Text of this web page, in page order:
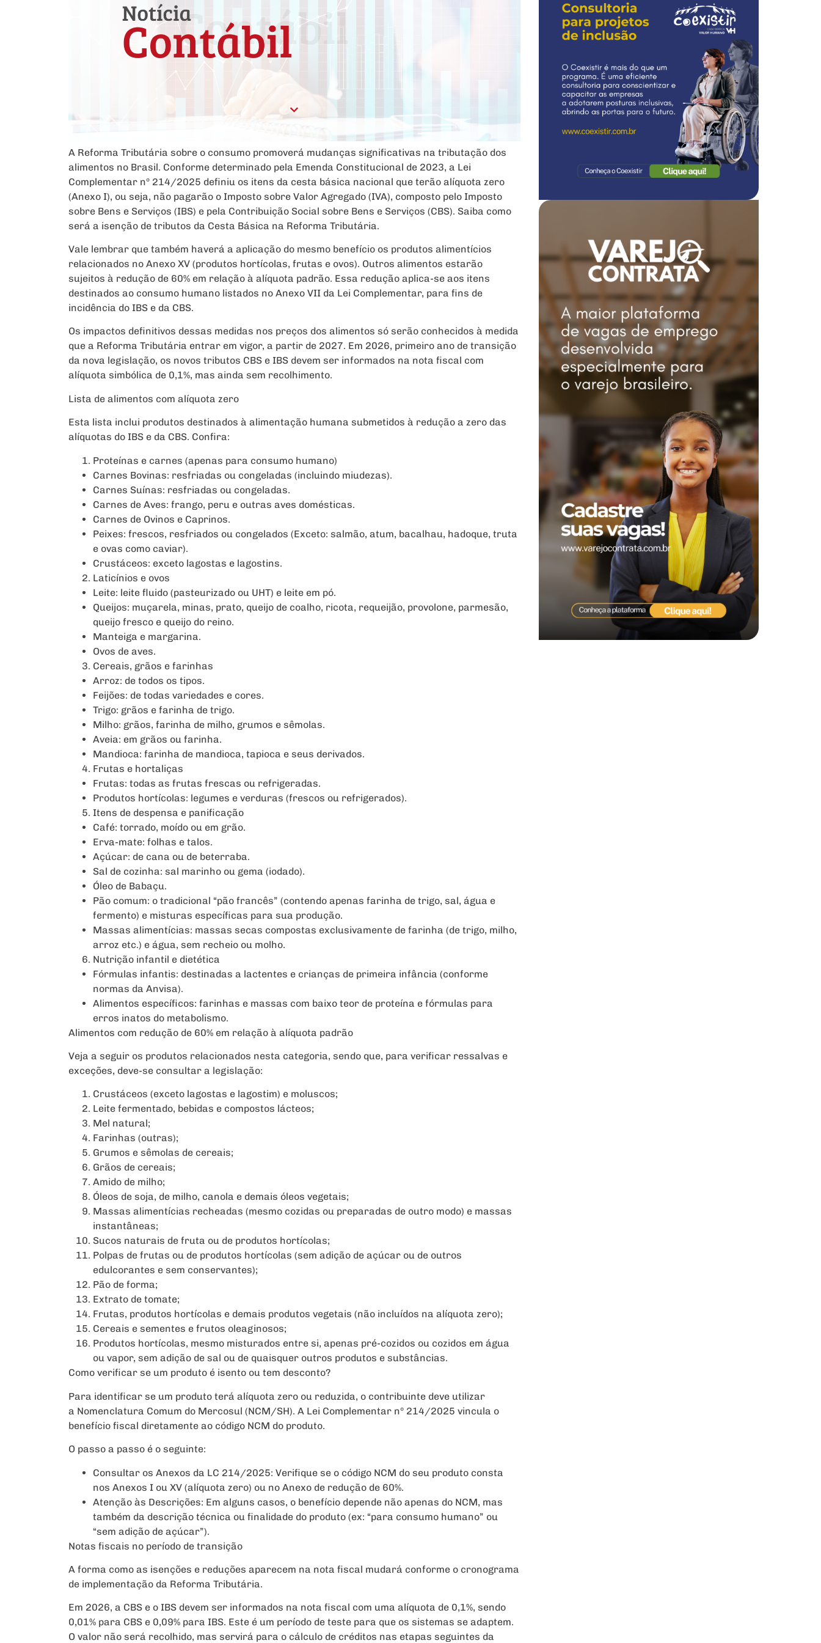
A Reforma Tributária sobre o consumo promoverá mudanças significativas na tributação dos
alimentos no Brasil. Conforme determinado pela Emenda Constitucional de 2023, a Lei
Complementar nº 214/2025 definiu os itens da cesta básica nacional que terão alíquota zero
(Anexo I), ou seja, não pagarão o Imposto sobre Valor Agregado (IVA), composto pelo Imposto
sobre Bens e Serviços (IBS) e pela Contribuição Social sobre Bens e Serviços (CBS). Saiba como
será a isenção de tributos da Cesta Básica na Reforma Tributária.
Vale lembrar que também haverá a aplicação do mesmo benefício os produtos alimentícios
relacionados no Anexo XV (produtos hortícolas, frutas e ovos). Outros alimentos estarão
sujeitos à redução de 60% em relação à alíquota padrão. Essa redução aplica-se aos itens
destinados ao consumo humano listados no Anexo VII da Lei Complementar, para fins de
incidência do IBS e da CBS.
Os impactos definitivos dessas medidas nos preços dos alimentos só serão conhecidos à medida
que a Reforma Tributária entrar em vigor, a partir de 2027. Em 2026, primeiro ano de transição
da nova legislação, os novos tributos CBS e IBS devem ser informados na nota fiscal com
alíquota simbólica de 0,1%, mas ainda sem recolhimento.
Lista de alimentos com alíquota zero
Esta lista inclui produtos destinados à alimentação humana submetidos à redução a zero das
alíquotas do IBS e da CBS. Confira:
Proteínas e carnes (apenas para consumo humano)
Carnes Bovinas: resfriadas ou congeladas (incluindo miudezas).
Carnes Suínas: resfriadas ou congeladas.
Carnes de Aves: frango, peru e outras aves domésticas.
Carnes de Ovinos e Caprinos.
Peixes: frescos, resfriados ou congelados (Exceto: salmão, atum, bacalhau, hadoque, truta
e ovas como caviar).
Crustáceos: exceto lagostas e lagostins.
Laticínios e ovos
Leite: leite fluido (pasteurizado ou UHT) e leite em pó.
Queijos: muçarela, minas, prato, queijo de coalho, ricota, requeijão, provolone, parmesão,
queijo fresco e queijo do reino.
Manteiga e margarina.
Ovos de aves.
Cereais, grãos e farinhas
Arroz: de todos os tipos.
Feijões: de todas variedades e cores.
Trigo: grãos e farinha de trigo.
Milho: grãos, farinha de milho, grumos e sêmolas.
Aveia: em grãos ou farinha.
Mandioca: farinha de mandioca, tapioca e seus derivados.
Frutas e hortaliças
Frutas: todas as frutas frescas ou refrigeradas.
Produtos hortícolas: legumes e verduras (frescos ou refrigerados).
Itens de despensa e panificação
Café: torrado, moído ou em grão.
Erva-mate: folhas e talos.
Açúcar: de cana ou de beterraba.
Sal de cozinha: sal marinho ou gema (iodado).
Óleo de Babaçu.
Pão comum: o tradicional “pão francês” (contendo apenas farinha de trigo, sal, água e
fermento) e misturas específicas para sua produção.
Massas alimentícias: massas secas compostas exclusivamente de farinha (de trigo, milho,
arroz etc.) e água, sem recheio ou molho.
Nutrição infantil e dietética
Fórmulas infantis: destinadas a lactentes e crianças de primeira infância (conforme
normas da Anvisa).
Alimentos específicos: farinhas e massas com baixo teor de proteína e fórmulas para
erros inatos do metabolismo.
Alimentos com redução de 60% em relação à alíquota padrão
Veja a seguir os produtos relacionados nesta categoria, sendo que, para verificar ressalvas e
exceções, deve-se consultar a legislação:
Crustáceos (exceto lagostas e lagostim) e moluscos;
Leite fermentado, bebidas e compostos lácteos;
Mel natural;
Farinhas (outras);
Grumos e sêmolas de cereais;
Grãos de cereais;
Amido de milho;
Óleos de soja, de milho, canola e demais óleos vegetais;
Massas alimentícias recheadas (mesmo cozidas ou preparadas de outro modo) e massas
instantâneas;
Sucos naturais de fruta ou de produtos hortícolas;
Polpas de frutas ou de produtos hortícolas (sem adição de açúcar ou de outros
edulcorantes e sem conservantes);
Pão de forma;
Extrato de tomate;
Frutas, produtos hortícolas e demais produtos vegetais (não incluídos na alíquota zero);
Cereais e sementes e frutos oleaginosos;
Produtos hortícolas, mesmo misturados entre si, apenas pré-cozidos ou cozidos em água
ou vapor, sem adição de sal ou de quaisquer outros produtos e substâncias.
Como verificar se um produto é isento ou tem desconto?
Para identificar se um produto terá alíquota zero ou reduzida, o contribuinte deve utilizar
a Nomenclatura Comum do Mercosul (NCM/SH). A Lei Complementar nº 214/2025 vincula o
benefício fiscal diretamente ao código NCM do produto.
O passo a passo é o seguinte:
Consultar os Anexos da LC 214/2025: Verifique se o código NCM do seu produto consta
nos Anexos I ou XV (alíquota zero) ou no Anexo de redução de 60%.
Atenção às Descrições: Em alguns casos, o benefício depende não apenas do NCM, mas
também da descrição técnica ou finalidade do produto (ex: “para consumo humano” ou
“sem adição de açúcar”).
Notas fiscais no período de transição
A forma como as isenções e reduções aparecem na nota fiscal mudará conforme o cronograma
de implementação da Reforma Tributária.
Em 2026, a CBS e o IBS devem ser informados na nota fiscal com uma alíquota de 0,1%, sendo
0,01% para CBS e 0,09% para IBS. Este é um período de teste para que os sistemas se adaptem.
O valor não será recolhido, mas servirá para o cálculo de créditos nas etapas seguintes da